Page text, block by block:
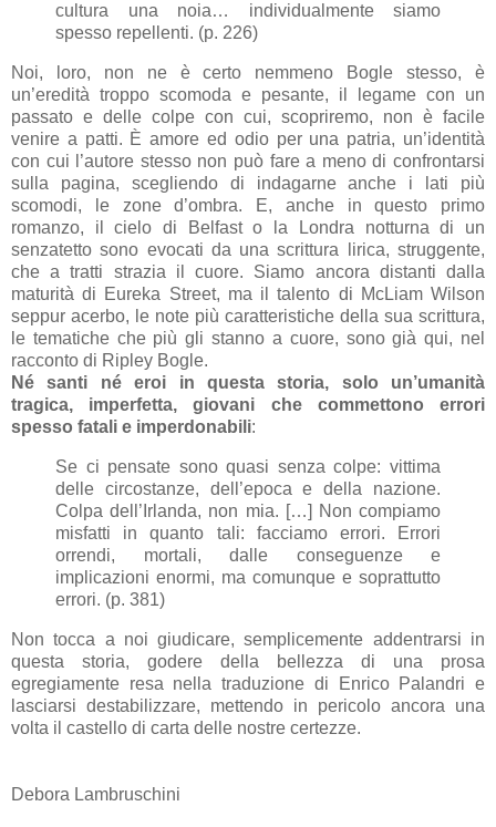
cultura una noia… individualmente siamo
spesso repellenti. (p. 226)
Noi, loro, non ne è certo nemmeno Bogle stesso, è
un’eredità troppo scomoda e pesante, il legame con un
passato e delle colpe con cui, scopriremo, non è facile
venire a patti. È amore ed odio per una patria, un’identità
con cui l’autore stesso non può fare a meno di confrontarsi
sulla pagina, scegliendo di indagarne anche i lati più
scomodi, le zone d’ombra. E, anche in questo primo
romanzo, il cielo di Belfast o la Londra notturna di un
senzatetto sono evocati da una scrittura lirica, struggente,
che a tratti strazia il cuore. Siamo ancora distanti dalla
maturità di Eureka Street, ma il talento di McLiam Wilson
seppur acerbo, le note più caratteristiche della sua scrittura,
le tematiche che più gli stanno a cuore, sono già qui, nel
racconto di Ripley Bogle.
Né santi né eroi in questa storia, solo un’umanità
tragica, imperfetta, giovani che commettono errori
spesso fatali e imperdonabili:
Se ci pensate sono quasi senza colpe: vittima
delle circostanze, dell’epoca e della nazione.
Colpa dell’Irlanda, non mia. […] Non compiamo
misfatti in quanto tali: facciamo errori. Errori
orrendi, mortali, dalle conseguenze e
implicazioni enormi, ma comunque e soprattutto
errori. (p. 381)
Non tocca a noi giudicare, semplicemente addentrarsi in
questa storia, godere della bellezza di una prosa
egregiamente resa nella traduzione di Enrico Palandri e
lasciarsi destabilizzare, mettendo in pericolo ancora una
volta il castello di carta delle nostre certezze.
Debora Lambruschini